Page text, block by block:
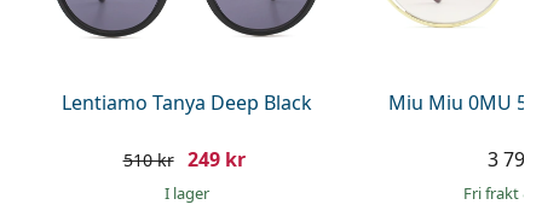
Lentiamo Tanya Deep Black
510 kr 249 kr
I lager
Miu Miu 0MU
3
Fri frakt&